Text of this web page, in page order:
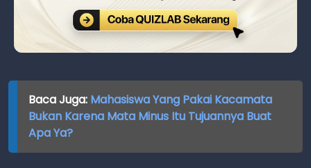
Baca Juga: Mahasiswa Yang Pakai Kacamata
Bukan Karena Mata Minus Itu Tujuannya Buat
Apa Ya?